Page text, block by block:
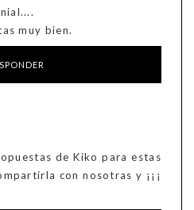
muy bien.
de Kiko para estas
con nosotras y ¡¡¡